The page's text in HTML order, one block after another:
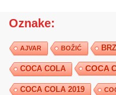
Oznake:
AJVAR BOŽIĆ
COCA COLA COCA
COCA COLA 2019